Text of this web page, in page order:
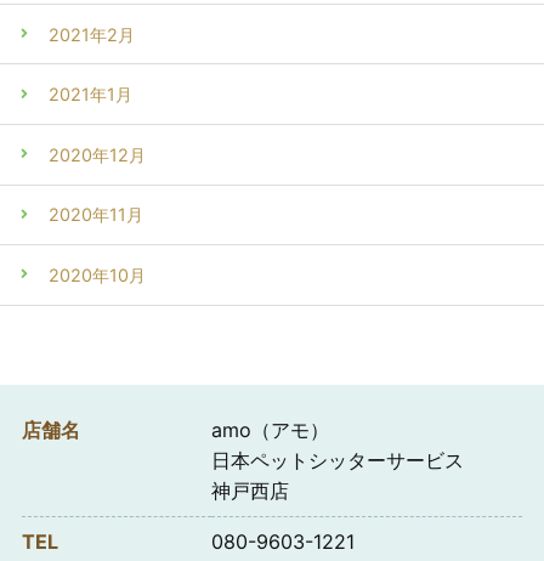
2021年2月
2021年1月
2020年12月
2020年11月
2020年10月
店舗名
amo（アモ）
日本ペットシッターサービス
神戸西店
TEL 080-9603-1221